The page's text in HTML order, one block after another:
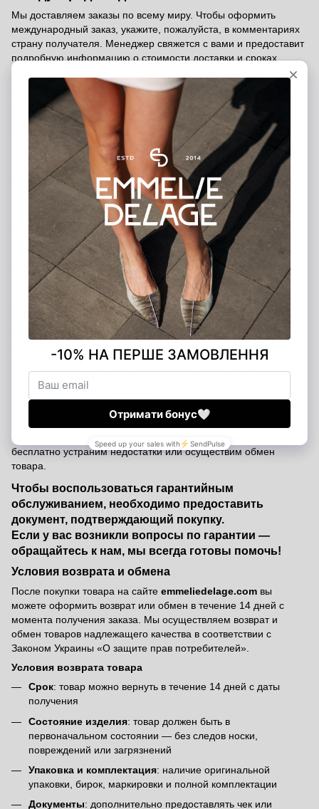
Мы доставляем заказы по всему миру. Чтобы оформить
международный заказ, укажите, пожалуйста, в комментариях
страну получателя. Менеджер свяжется с вами и предоставит
подробную информацию о стоимости доставки и сроках.
Оплата заказа
Мы предлагаем несколько удобных способов оплаты, чтобы
вы могли выбрать тот, который подходит именно вам:
Банковской картой на сайте
— быстро и безопасно
через платёжную систему
Наложенный платёж (послеоплата)— оплата при
получении после внесения предоплаты 200 грн
(предоплата является гарантией вашего заказа)
Банковский перевод— вы можете перевести средства
на наш расчётный счёт
Оплата в шоурумах— можно рассчитаться наличными,
банковской картой или через терминал в наших магазинах
в Киеве и Харькове
Гарантия от производителя - 12 месяцев.
На все изделия Emmelie Delage распространяется
официальная гарантия от производителя сроком на 12
месяцев с даты покупки. Мы уверены в качестве наших
товаров и стремимся к тому, чтобы каждая покупка дарила
вам удовольствие и комфорт.
Гарантия покрывает производственные дефекты материалов
и фурнитуры, а также недостатки, возникшие по вине
изготовителя. В случае обнаружения таких дефектов, мы
бесплатно устраним недостатки или осуществим обмен
товара.
Чтобы воспользоваться гарантийным
обслуживанием, необходимо предоставить
документ, подтверждающий покупку.
Если у вас возникли вопросы по гарантии —
обращайтесь к нам, мы всегда готовы помочь!
Условия возврата и обмена
После покупки товара на сайте emmeliedelage.com вы
можете оформить возврат или обмен в течение 14 дней с
момента получения заказа. Мы осуществляем возврат и
обмен товаров надлежащего качества в соответствии с
Законом Украины «О защите прав потребителей».
Условия возврата товара
Срок: товар можно вернуть в течение 14 дней с даты
получения
Состояние изделия: товар должен быть в
первоначальном состоянии — без следов носки,
повреждений или загрязнений
Упаковка и комплектация: наличие оригинальной
упаковки, бирок, маркировки и полной комплектации
Документы: дополнительно предоставлять чек или